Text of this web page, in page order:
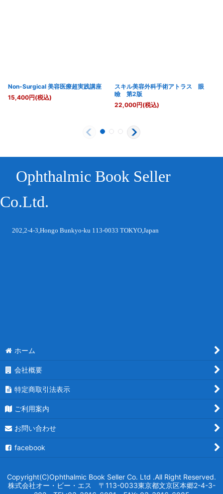
Non-Surgical 美容医療超実践講座
15,400円(税込)
スキル美容外科手術アトラス 眼
瞼 第2版
22,000円(税込)
Ophthalmic Book Seller
Co.Ltd.
202,2-4-3,Hongo Bunkyo-ku 113-0033 TOKYO,Japan
ホーム
会社概要
特定商取引法表示
ご利用案内
お問い合わせ
facebook
Copyright(C)Ophthalmic Book Seller Co. Ltd .All Right Reserved.
株式会社オー・ビー・エス 〒113-0033東京都文京区本郷2-4-3-